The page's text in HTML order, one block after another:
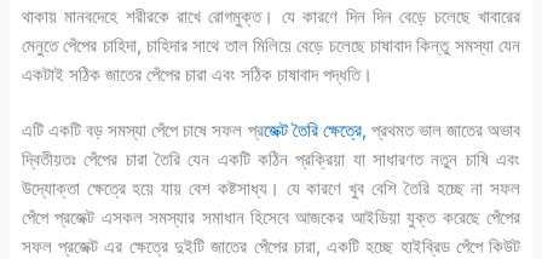
থাকায় মানবদেহে শরীরকে রাখে রোগমুক্ত। যে কারণে দিন দিন বেড়ে চলেছে খাবারের
মেনুতে পেঁপের চাহিদা, চাহিদার সাথে তাল মিলিয়ে বেড়ে চলেছে চাষাবাদ কিন্তু সমস্যা যেন
একটাই সঠিক জাতের পেঁপের চারা এবং সঠিক চাষাবাদ পদ্ধতি।
এটি একটি বড় সমস্যা পেঁপে চাষে সফল প্রজেক্ট তৈরি ক্ষেত্রে, প্রথমত ভাল জাতের অভাব
দ্বিতীয়তঃ পেঁপের চারা তৈরি যেন একটি কঠিন প্রক্রিয়া যা সাধারণত নতুন চাষি এবং
উদ্যোক্তা ক্ষেত্রে হয়ে যায় বেশ কষ্টসাধ্য। যে কারণে খুব বেশি তৈরি হচ্ছে না সফল
পেঁপে প্রজেক্ট এসকল সমস্যার সমাধান হিসেবে আজকের আইডিয়া যুক্ত করেছে পেঁপের
সফল প্রজেক্ট এর ক্ষেত্রে দুইটি জাতের পেঁপের চারা, একটি হচ্ছে হাইব্রিড পেঁপে কিউট